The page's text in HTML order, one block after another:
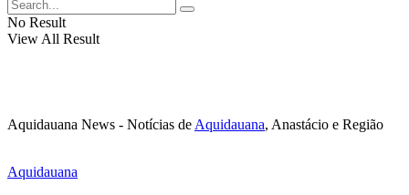
No Result
View All Result
Aquidauana News - Notícias de Aquidauana, Anastácio e Região
Aquidauana